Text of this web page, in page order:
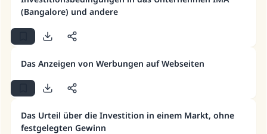
(Bangalore) und andere
Das Anzeigen von Werbungen auf Webseiten
Das Urteil über die Investition in einem Markt, ohne
festgelegten Gewinn
desjenigen, der sie durchführt."